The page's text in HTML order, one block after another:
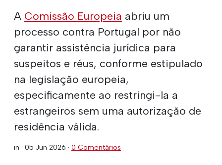
A Comissão Europeia abriu um
processo contra Portugal por não
garantir assistência jurídica para
suspeitos e réus, conforme estipulado
na legislação europeia,
especificamente ao restringi-la a
estrangeiros sem uma autorização de
residência válida.
in · 05 Jun 2026 · 0 Comentários